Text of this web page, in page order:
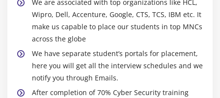
We are associated with top organizations like HCL,
Wipro, Dell, Accenture, Google, CTS, TCS, IBM etc. It
make us capable to place our students in top MNCs
across the globe
We have separate student’s portals for placement,
here you will get all the interview schedules and we
notify you through Emails.
After completion of 70% Cyber Security training